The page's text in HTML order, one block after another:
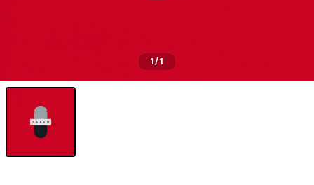
1/1